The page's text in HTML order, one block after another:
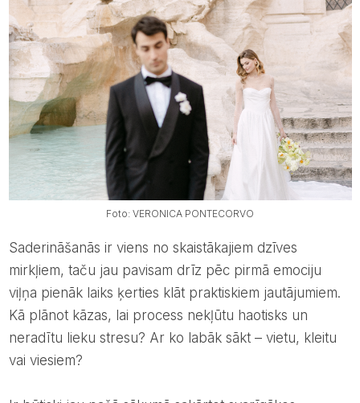
Foto: VERONICA PONTECORVO
Saderināšanās ir viens no skaistākajiem dzīves
mirkļiem, taču jau pavisam drīz pēc pirmā emociju
viļņa pienāk laiks ķerties klāt praktiskiem jautājumiem.
Kā plānot kāzas, lai process nekļūtu haotisks un
neradītu lieku stresu? Ar ko labāk sākt – vietu, kleitu
vai viesiem?